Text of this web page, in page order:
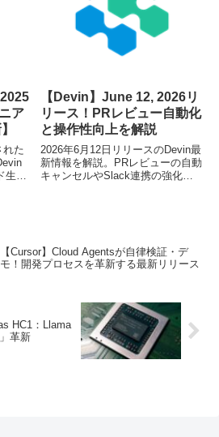
ア
れた
生
【Devin】June 12, 2026リ
リース！PRレビュー自動化
と操作性向上を解説
2026年6月12日リリースのDevin最
新情報を解説。PRレビューの自動
キャンセルやSlack連携の強化な
【Cursor】Cloud Agentsが自律検証・デ
モ！開発プロセスを革新する最新リリース
HC1：Llama
革新